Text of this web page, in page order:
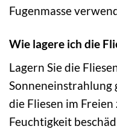
Fugenmasse
Wie lagere ich die
Lagern Sie die
Sonneneinstrahlung
die Fliesen im
Feuchtigkeit